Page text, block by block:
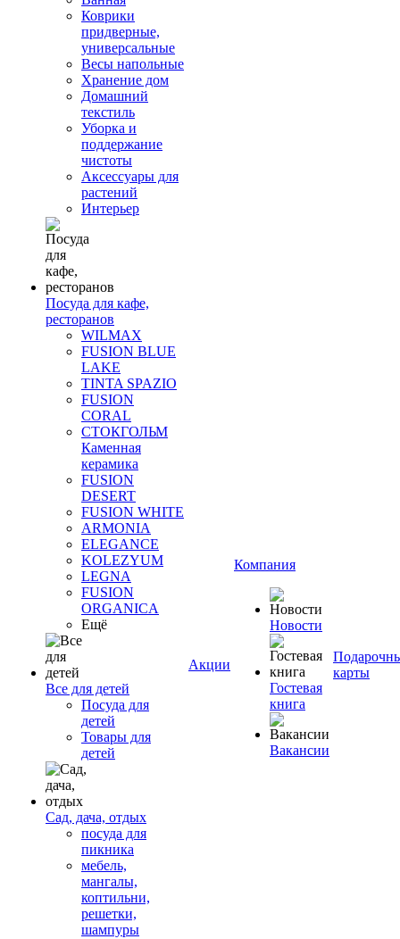
Коврики
придверные,
универсальные
Весы напольные
Хранение дом
Домашний
текстиль
Уборка и
поддержание
чистоты
Аксессуары для
растений
Интерьер
Посуда для кафе,
ресторанов
WILMAX
FUSION BLUE
LAKE
TINTA SPAZIO
FUSION
CORAL
СТОКГОЛЬМ
Каменная
керамика
FUSION
DESERT
FUSION WHITE
ARMONIA
ELEGANCE
KOLEZYUM
LEGNA
FUSION
ORGANICA
Ещё
Все для детей
Посуда для
детей
Товары для
детей
Сад, дача, отдых
посуда для
пикника
мебель,
мангалы,
коптильни,
решетки,
шампуры
Акции
Компания
Новости
Гостевая
книга
Вакансии
карты